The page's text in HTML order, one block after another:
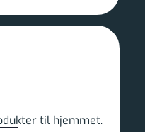
til hjemmet.